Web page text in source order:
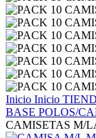
Inicio Inicio
BASE POLOS/
CAMISETAS M/